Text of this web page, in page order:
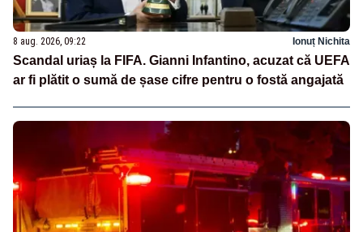
8 aug. 2026, 09:22 Ionuț Nichita
Scandal uriaș la FIFA. Gianni Infantino, acuzat că UEFA
ar fi plătit o sumă de șase cifre pentru o fostă angajată